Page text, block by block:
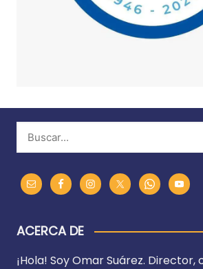
ACERCA DE
¡Hola! Soy Omar Suárez. Director,